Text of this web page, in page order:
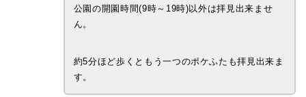
公園の開園時間(9時～19時)以外は拝見出来ませ
ん。
約5分ほど歩くともう一つのポケふたも拝見出来ま
す。